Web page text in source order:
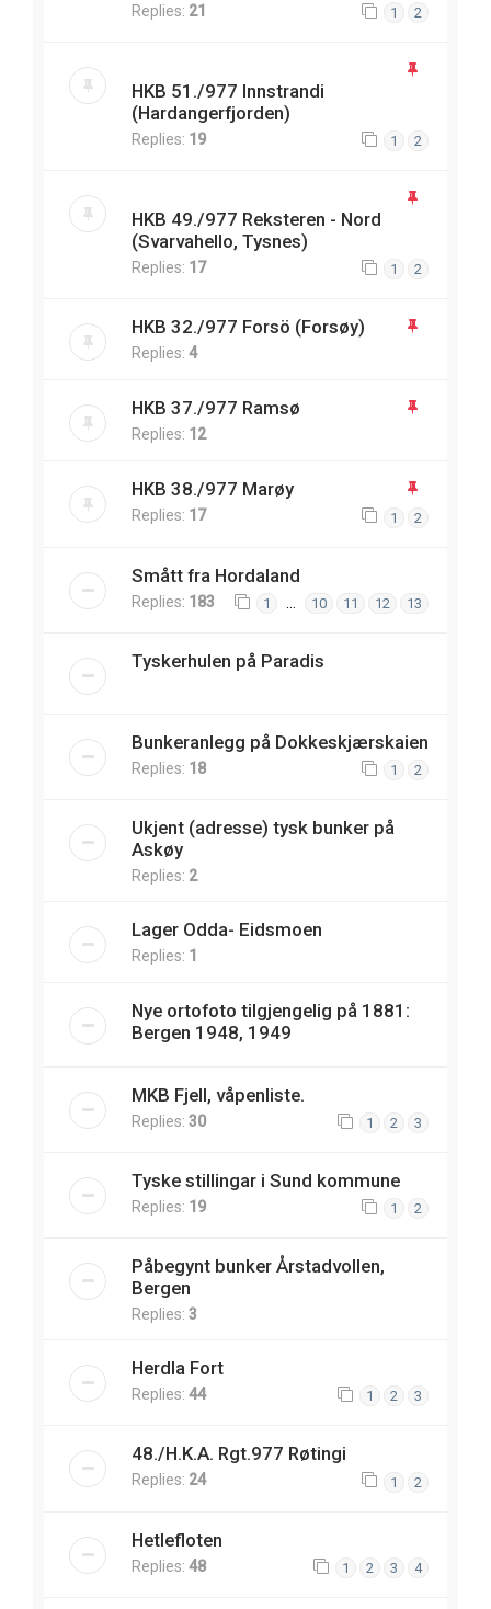
Replies: 21 1 2
HKB 51./977 Innstrandi
(Hardangerfjorden)
Replies: 19 1 2
HKB 49./977 Reksteren - Nord
(Svarvahello, Tysnes)
Replies: 17 1 2
HKB 32./977 Forsö (Forsøy)
Replies: 4
HKB 37./977 Ramsø
Replies: 12
HKB 38./977 Marøy
Replies: 17 1 2
Smått fra Hordaland
Replies: 183 1 10 11 12 13
Tyskerhulen på Paradis
Bunkeranlegg på Dokkeskjærskaien
Replies: 18 1 2
Ukjent (adresse) tysk bunker på
Askøy
Replies: 2
Lager Odda- Eidsmoen
Replies: 1
Nye ortofoto tilgjengelig på 1881:
Bergen 1948, 1949
MKB Fjell, våpenliste.
Replies: 30 1 2 3
Tyske stillingar i Sund kommune
Replies: 19 1 2
Påbegynt bunker Årstadvollen,
Bergen
Replies: 3
Herdla Fort
Replies: 44 1 2 3
48./H.K.A. Rgt.977 Røtingi
Replies: 24 1 2
Hetlefloten
Replies: 48 1 2 3 4